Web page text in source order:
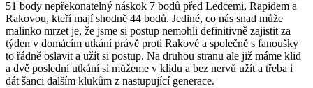
51 body nepřekonatelný náskok 7 bodů před Ledcemi, Rapidem a
Rakovou, kteří mají shodně 44 bodů. Jediné, co nás snad může
malinko mrzet je, že jsme si postup nemohli definitivně zajistit za
týden v domácím utkání právě proti Rakové a společně s fanoušky
to řádně oslavit a užít si postup. Na druhou stranu ale již máme klid
a dvě poslední utkání si můžeme v klidu a bez nervů užít a třeba i
dát šanci dalším klukům z nastupující generace.